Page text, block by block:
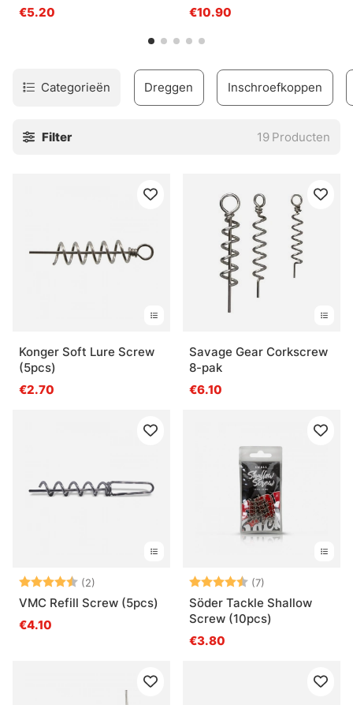
€5.20
€10.90
Categorieën Dreggen Inschroefkoppen
Filter 19 Producten
Konger Soft Lure Screw
(5pcs)
€2.70
Savage Gear Corkscrew
8-pak
€6.10
Beoordeling:
(2)
VMC Refill Screw (5pcs)
€4.10
Beoordeling:
(7)
Söder Tackle Shallow
Screw (10pcs)
€3.80